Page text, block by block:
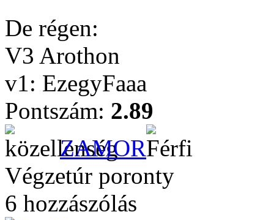
De régen:
V3 Arothon
v1: EzegyFaaa
Pontszám: 2.89
ZAMOR
Végzetúr poronty
6 hozzászólás